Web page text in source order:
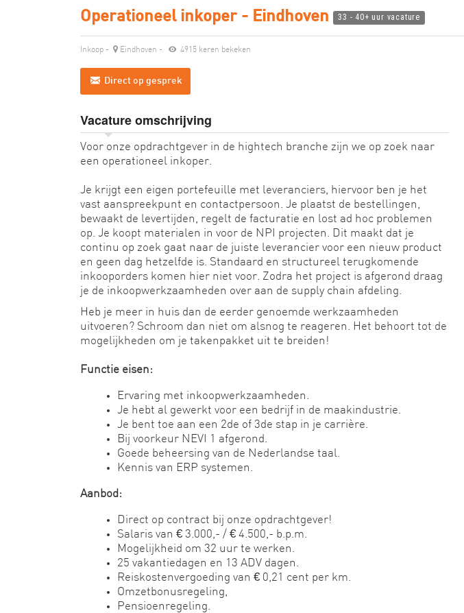
Operationeel inkoper - Eindhoven 33 - 40+ uur vacature
Inkoop - Eindhoven - 4915 keren bekeken
Direct op gesprek
Vacature omschrijving
Voor onze opdrachtgever in de hightech branche zijn we op zoek naar
een operationeel inkoper.
Je krijgt een eigen portefeuille met leveranciers, hiervoor ben je het
vast aanspreekpunt en contactpersoon. Je plaatst de bestellingen,
bewaakt de levertijden, regelt de facturatie en lost ad hoc problemen
op. Je koopt materialen in voor de NPI projecten. Dit maakt dat je
continu op zoek gaat naar de juiste leverancier voor een nieuw product
en geen dag hetzelfde is. Standaard en structureel terugkomende
inkooporders komen hier niet voor. Zodra het project is afgerond draag
je de inkoopwerkzaamheden over aan de supply chain afdeling.
Heb je meer in huis dan de eerder genoemde werkzaamheden
uitvoeren? Schroom dan niet om alsnog te reageren. Het behoort tot de
mogelijkheden om je takenpakket uit te breiden!
Functie eisen:
Ervaring met inkoopwerkzaamheden.
Je hebt al gewerkt voor een bedrijf in de maakindustrie.
Je bent toe aan een 2de of 3de stap in je carrière.
Bij voorkeur NEVI 1 afgerond.
Goede beheersing van de Nederlandse taal.
Kennis van ERP systemen.
Aanbod:
Direct op contract bij onze opdrachtgever!
Salaris van € 3.000,- / € 4.500,- b.p.m.
Mogelijkheid om 32 uur te werken.
25 vakantiedagen en 13 ADV dagen.
Reiskostenvergoeding van € 0,21 cent per km.
Omzetbonusregeling,
Pensioenregeling.